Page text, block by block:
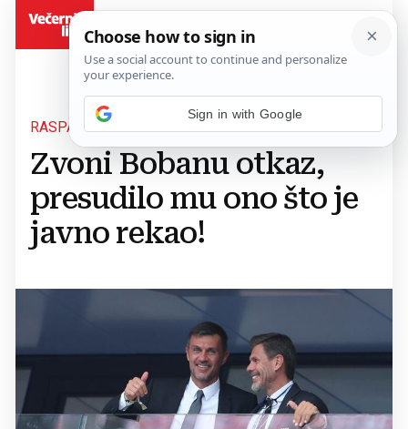
RASPAD SISTEMA:
Zvoni Bobanu otkaz,
presudilo mu ono što je
javno rekao!